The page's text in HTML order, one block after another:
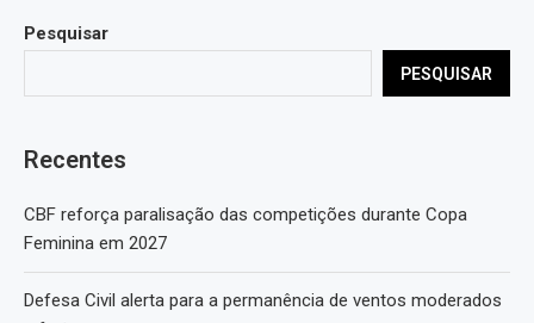
Pesquisar
PESQUISAR
Recentes
CBF reforça paralisação das competições durante Copa
Feminina em 2027
Defesa Civil alerta para a permanência de ventos moderados